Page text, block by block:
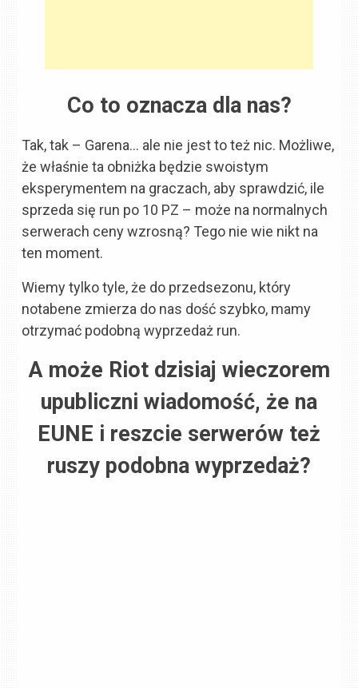
Co to oznacza dla nas?
Tak, tak – Garena… ale nie jest to też nic. Możliwe,
że właśnie ta obniżka będzie swoistym
eksperymentem na graczach, aby sprawdzić, ile
sprzeda się run po 10 PZ – może na normalnych
serwerach ceny wzrosną? Tego nie wie nikt na
ten moment.
Wiemy tylko tyle, że do przedsezonu, który
notabene zmierza do nas dość szybko, mamy
otrzymać podobną wyprzedaż run.
A może Riot dzisiaj wieczorem
upubliczni wiadomość, że na
EUNE i reszcie serwerów też
ruszy podobna wyprzedaż?